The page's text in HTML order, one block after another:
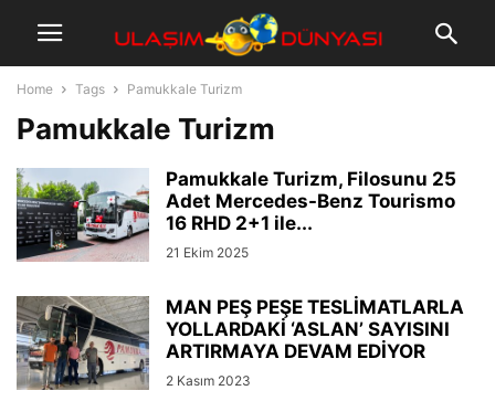
Home Tags Pamukkale Turizm
Pamukkale Turizm
Pamukkale Turizm, Filosunu 25
Adet Mercedes-Benz Tourismo
16 RHD 2+1 ile...
21 Ekim 2025
MAN PEŞ PEŞE TESLİMATLARLA
YOLLARDAKİ ‘ASLAN’ SAYISINI
ARTIRMAYA DEVAM EDİYOR
2 Kasım 2023